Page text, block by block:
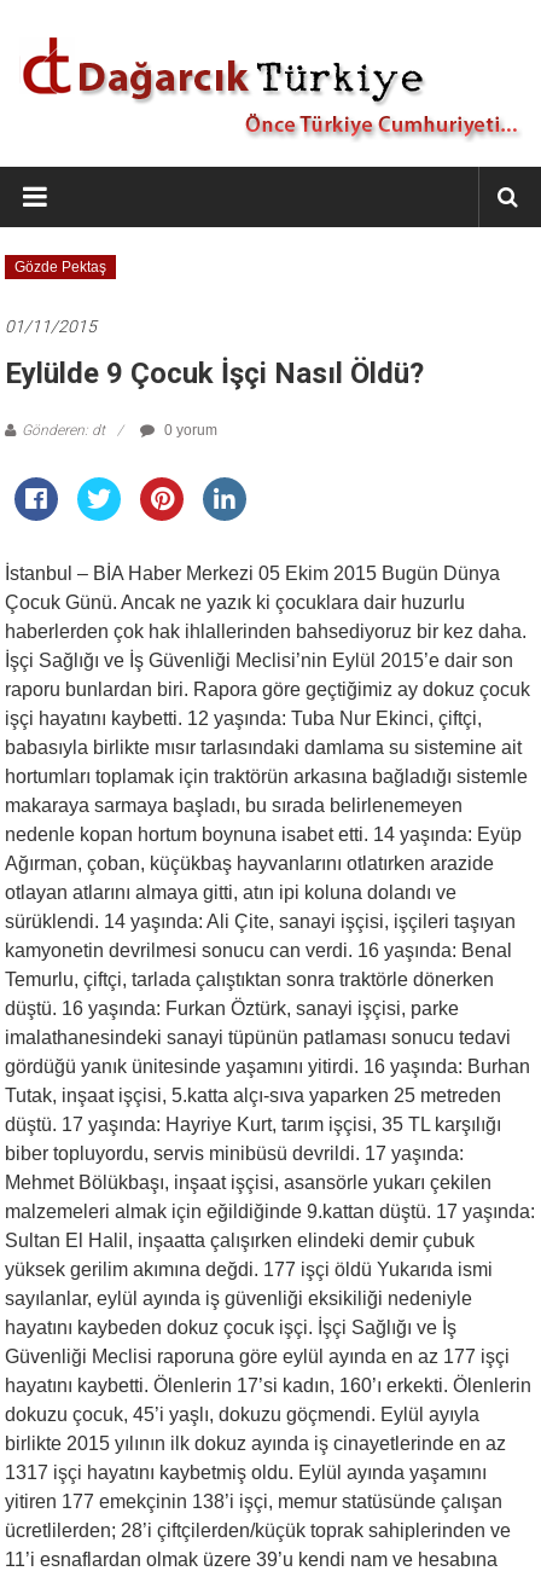
Dağarcık
Türkiye
Önce
Türkiye
Gözde Pektaş
01/11/2015
Eylülde 9 Çocuk İşçi Nasıl Öldü?
Gönderen: dt 0 yorum
İstanbul – BİA Haber Merkezi 05 Ekim 2015 Bugün Dünya
Çocuk Günü. Ancak ne yazık ki çocuklara dair huzurlu
haberlerden çok hak ihlallerinden bahsediyoruz bir kez daha.
İşçi Sağlığı ve İş Güvenliği Meclisi’nin Eylül 2015’e dair son
raporu bunlardan biri. Rapora göre geçtiğimiz ay dokuz çocuk
işçi hayatını kaybetti. 12 yaşında: Tuba Nur Ekinci, çiftçi,
babasıyla birlikte mısır tarlasındaki damlama su sistemine ait
hortumları toplamak için traktörün arkasına bağladığı sistemle
makaraya sarmaya başladı, bu sırada belirlenemeyen
nedenle kopan hortum boynuna isabet etti. 14 yaşında: Eyüp
Ağırman, çoban, küçükbaş hayvanlarını otlatırken arazide
otlayan atlarını almaya gitti, atın ipi koluna dolandı ve
sürüklendi. 14 yaşında: Ali Çite, sanayi işçisi, işçileri taşıyan
kamyonetin devrilmesi sonucu can verdi. 16 yaşında: Benal
Temurlu, çiftçi, tarlada çalıştıktan sonra traktörle dönerken
düştü. 16 yaşında: Furkan Öztürk, sanayi işçisi, parke
imalathanesindeki sanayi tüpünün patlaması sonucu tedavi
gördüğü yanık ünitesinde yaşamını yitirdi. 16 yaşında: Burhan
Tutak, inşaat işçisi, 5.katta alçı-sıva yaparken 25 metreden
düştü. 17 yaşında: Hayriye Kurt, tarım işçisi, 35 TL karşılığı
biber topluyordu, servis minibüsü devrildi. 17 yaşında:
Mehmet Bölükbaşı, inşaat işçisi, asansörle yukarı çekilen
malzemeleri almak için eğildiğinde 9.kattan düştü. 17 yaşında:
Sultan El Halil, inşaatta çalışırken elindeki demir çubuk
yüksek gerilim akımına değdi. 177 işçi öldü Yukarıda ismi
sayılanlar, eylül ayında iş güvenliği eksikiliği nedeniyle
hayatını kaybeden dokuz çocuk işçi. İşçi Sağlığı ve İş
Güvenliği Meclisi raporuna göre eylül ayında en az 177 işçi
hayatını kaybetti. Ölenlerin 17’si kadın, 160’ı erkekti. Ölenlerin
dokuzu çocuk, 45’i yaşlı, dokuzu göçmendi. Eylül ayıyla
birlikte 2015 yılının ilk dokuz ayında iş cinayetlerinde en az
1317 işçi hayatını kaybetmiş oldu. Eylül ayında yaşamını
yitiren 177 emekçinin 138’i işçi, memur statüsünde çalışan
ücretlilerden; 28’i çiftçilerden/küçük toprak sahiplerinden ve
11’i esnaflardan olmak üzere 39’u kendi nam ve hesabına